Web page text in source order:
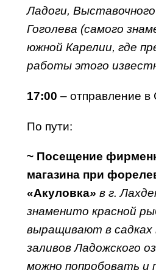
Ладоги,
Гоголева (самого
южной Карелии, где
работы этого
17:00 – отправление в
По пути:
~ Посещение
магазина при
«Акуловка» в г.
знаменито красной
выращивают в садках
заливов Ладожского
можно попробовать и